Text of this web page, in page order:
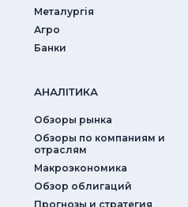
Металургія
Агро
Банки
АНАЛIТИКА
Обзоры рынка
Обзоры по компаниям и
отраслям
Макроэкономика
Обзор облигаций
Прогнозы и стратегия